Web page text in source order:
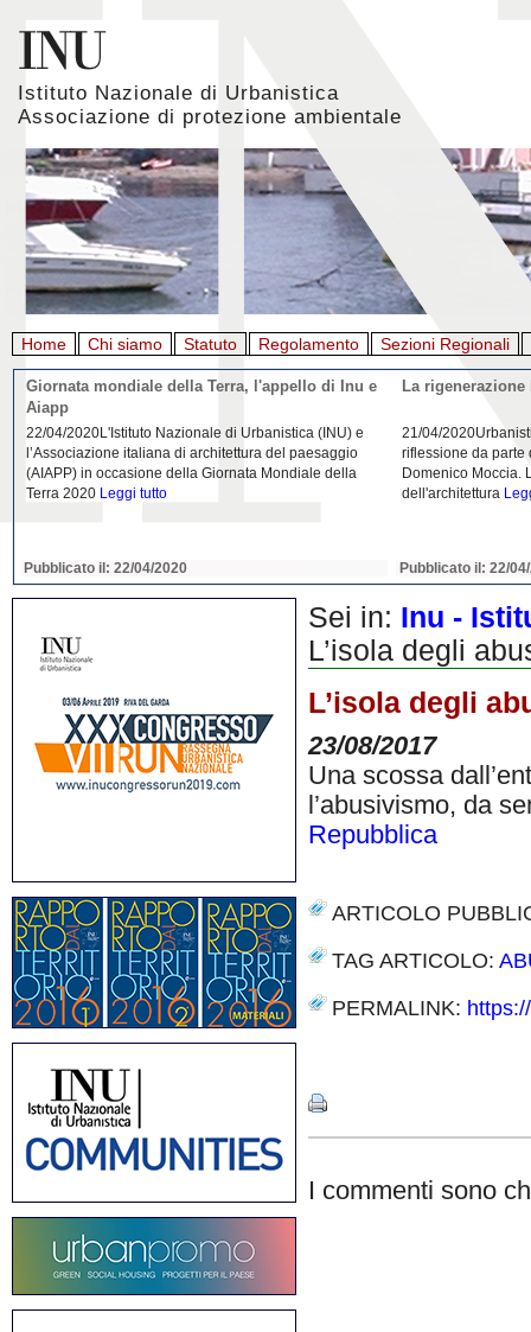
Istituto Nazionale di Urbanistica
Associazione di protezione ambientale
Home Chi siamo Statuto Regolamento Sezioni Regionali
Giornata mondiale della Terra, l'appello di Inu e
Aiapp
22/04/2020L'Istituto Nazionale di Urbanistica (INU) e
l’Associazione italiana di architettura del paesaggio
(AIAPP) in occasione della Giornata Mondiale della
Terra 2020 Leggi tutto
Pubblicato il: 22/04/2020
La
21/04/
riflessione da parte
Domenico Moccia.
dell'architettura
Pubblicato il: 22/
Sei in: Inu -
L’isola degli
L’isola degli
23/08/2017
Una scossa
l’abusivismo, da
Repubblica
ARTICOLO
TAG ARTICOLO:
PERMALINK:
I commenti sono